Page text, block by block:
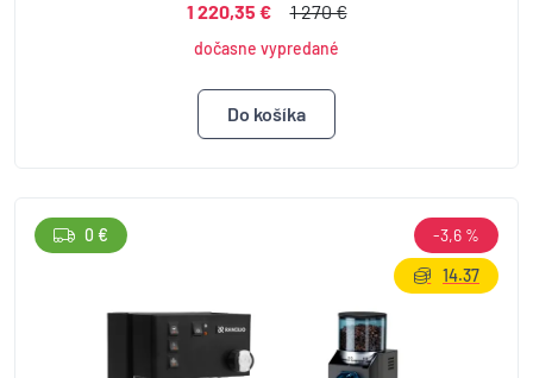
1 220,35 € 1 270 €
dočasne vypredané
0 €
-3,6 %
14.37